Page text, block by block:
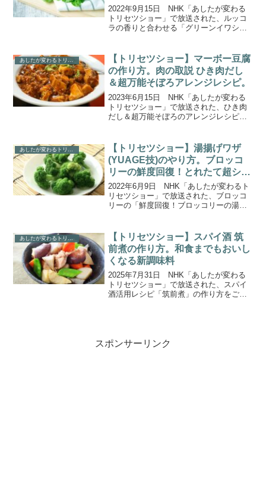
2022年9月15日 NHK「あしたが変わる
トリセツショー」で放送された、ルッコ
ラの香りと合わせる「グリーンイワシ」
まみを引き出すある法則。その秘密は、
イワシに隠された...
あしたが変わるトリセツショー
【トリセツショー】マーボー豆腐
の作り方。肉の取説 ひき肉だし
＆超万能そぼろアレンジレシピ。
2023年6月15日 NHK「あしたが変わる
トリセツショー」で放送された、ひき肉
だし＆超万能そぼろのアレンジレシピ
は肉汁の７倍なのに油は10分の1！肉汁を
超える幻の“ゴ...
【トリセツショー】湯揚げワザ
(YUAGE技)のやり方。ブロッコ
リーの鮮度回復！とれたて超シャ
キシャキにする方法。
2022年6月9日 NHK「あしたが変わるト
リセツショー」で放送された、ブロッコ
リーの「鮮度回復！ブロッコリーの湯揚
します。魅力は栄養だけじゃない！１本
で２度おいしいブ...
あしたが変わるトリセツショー
【トリセツショー】スパイ酒 筑
前煮の作り方。和食までもおいし
くなる新調味料
2025年7月31日 NHK「あしたが変わる
トリセツショー」で放送された、スパイ
酒活用レシピ「筑前煮」の作り方をご紹
スポンサーリンク